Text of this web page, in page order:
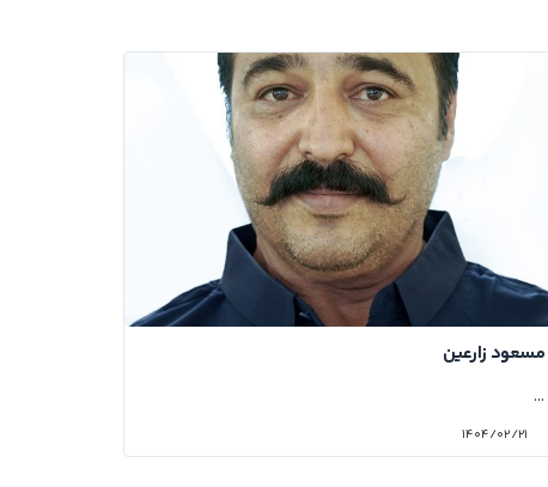
مسعود زارعین
...
۱۴۰۴/۰۲/۲۱